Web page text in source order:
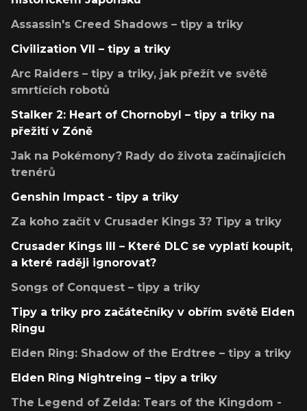
Assassin's Creed Shadows – tipy a triky
Civilization VII – tipy a triky
Arc Raiders – tipy a triky, jak přežít ve světě
smrtících robotů
Stalker 2: Heart of Chornobyl – tipy a triky na
přežití v Zóně
Jak na Pokémony? Rady do života začínajících
trenérů
Genshin Impact - tipy a triky
Za koho začít v Crusader Kings 3? Tipy a triky
Crusader Kings III – Které DLC se vyplatí koupit,
a které raději ignorovat?
Songs of Conquest – tipy a triky
Tipy a triky pro začátečníky v obřím světě Elden
Ringu
Elden Ring: Shadow of the Erdtree – tipy a triky
Elden Ring Nightreing – tipy a triky
The Legend of Zelda: Tears of the Kingdom -